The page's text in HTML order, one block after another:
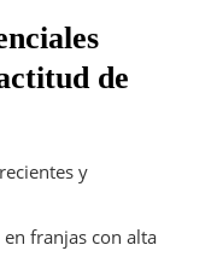
de
y
franjas con alta